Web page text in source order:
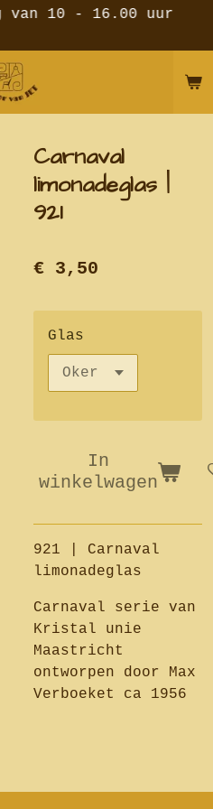
van 10 - 16.00 uur
Carnaval
limonadeglas |
921
€ 3,50
Glas
In
winkelwagen
921 | Carnaval
limonadeglas
Carnaval serie van
Kristal unie
Maastricht
ontworpen door Max
Verboeket ca 1956